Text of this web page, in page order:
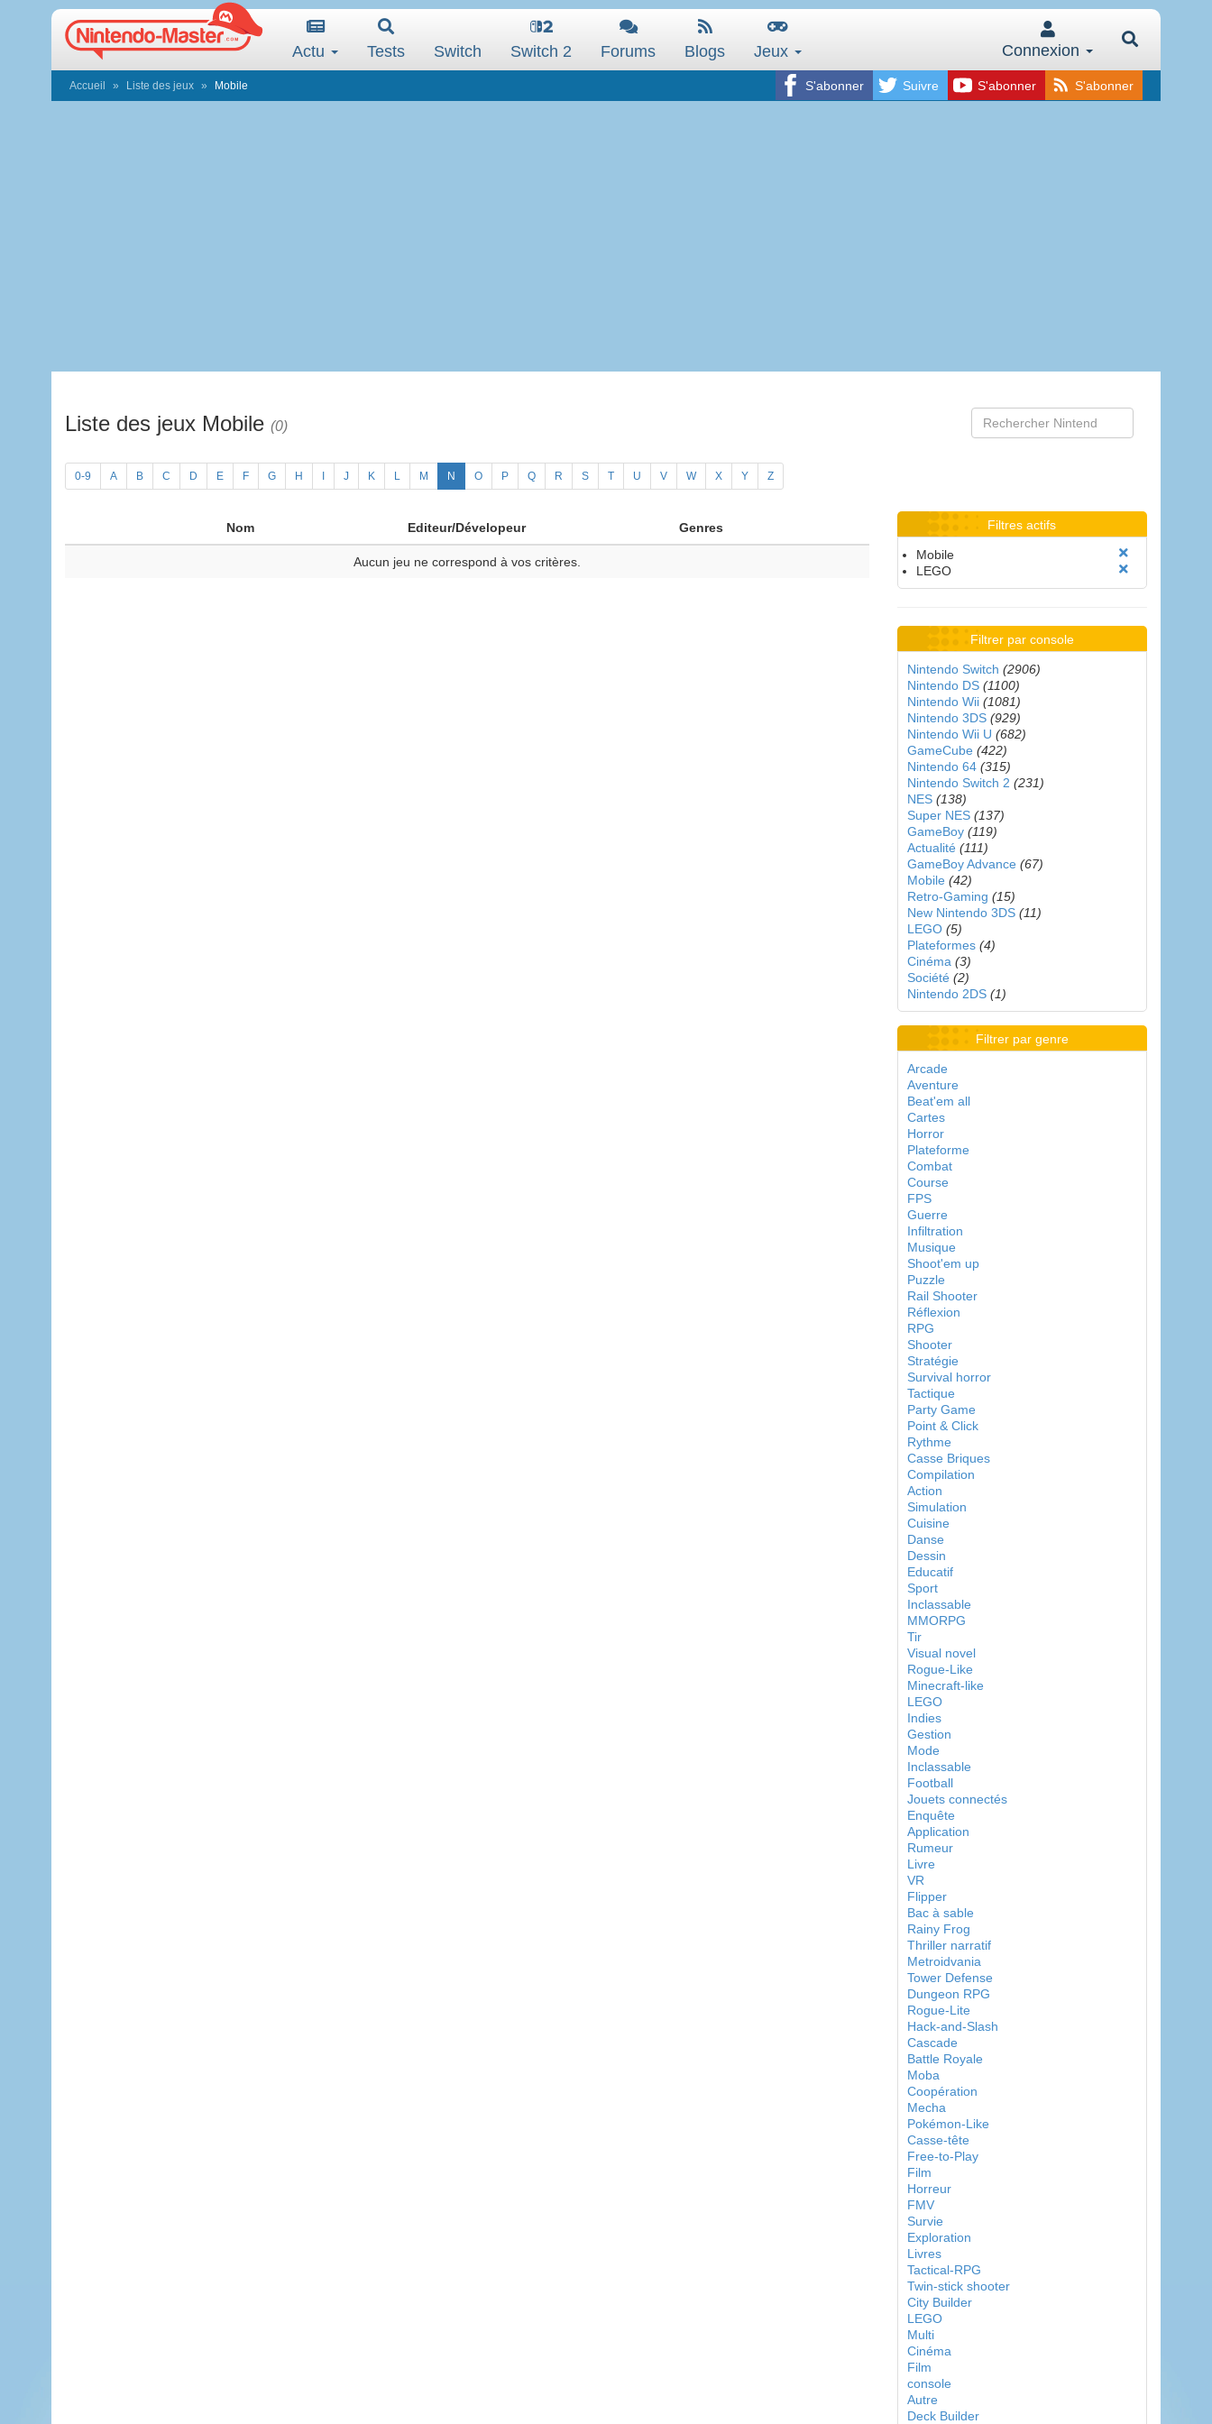
Actu Tests Switch Switch 2 Forums Blogs Jeux Connexion
S'abonner Suivre S'abonner S'abonner
Accueil Liste des jeux Mobile
Liste des jeux Mobile (0)
0-9 A B C D E F G H J K L M N O P Q R S T U V W X Y Z
Nom Editeur/Dévelopeur Genres
Aucun jeu ne correspond à vos critères.
Filtres actifs
Mobile
LEGO
Filtrer par console
Nintendo Switch (2906)
Nintendo DS (1100)
Nintendo Wii (1081)
Nintendo 3DS (929)
Nintendo Wii U (682)
GameCube (422)
Nintendo 64 (315)
Nintendo Switch 2 (231)
NES (138)
Super NES (137)
GameBoy (119)
Actualité (111)
GameBoy Advance (67)
Mobile (42)
Retro-Gaming (15)
New Nintendo 3DS (11)
LEGO (5)
Plateformes (4)
Cinéma (3)
Société (2)
Nintendo 2DS (1)
Filtrer par genre
Arcade
Aventure
Beat'em all
Cartes
Horror
Plateforme
Combat
Course
FPS
Guerre
Infiltration
Musique
Shoot'em up
Puzzle
Rail Shooter
Réflexion
RPG
Shooter
Stratégie
Survival horror
Tactique
Party Game
Point & Click
Rythme
Casse Briques
Compilation
Action
Simulation
Cuisine
Danse
Dessin
Educatif
Sport
Inclassable
MMORPG
Tir
Visual novel
Rogue-Like
Minecraft-like
LEGO
Indies
Gestion
Mode
Inclassable
Football
Jouets connectés
Enquête
Application
Rumeur
Livre
VR
Flipper
Bac à sable
Rainy Frog
Thriller narratif
Metroidvania
Tower Defense
Dungeon RPG
Rogue-Lite
Hack-and-Slash
Cascade
Battle Royale
Moba
Coopération
Mecha
Pokémon-Like
Casse-tête
Free-to-Play
Film
Horreur
FMV
Survie
Exploration
Livres
Tactical-RPG
Twin-stick shooter
City Builder
LEGO
Multi
Cinéma
Film
console
Autre
Deck Builder